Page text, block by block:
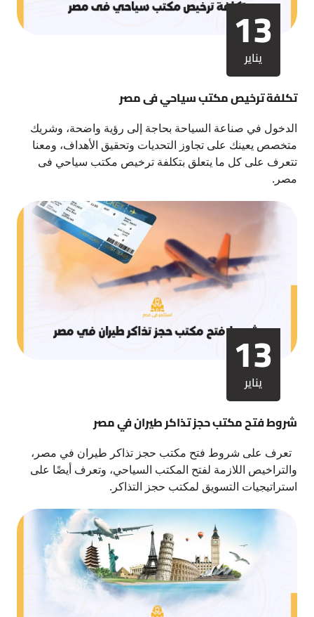
13
يناير
تكلفة ترخيص مكتب سياحي فى مصر
الدخول في صناعة السياحة بحاجة إلى رؤية واضحة، وشريك
متخصص يعينك على تجاوز التحديات وتحقيق الأهداف، ومعنا
تتعرف على كل ما يتعلق بتكلفة ترخيص مكتب سياحي فى
مصر.
13
يناير
شروط فتح مكتب حجز تذاكر طيران في مصر
تعرف على شروط فتح مكتب حجز تذاكر طيران في مصر،
والتراخيص اللازمة لفتح المكتب السياحي، وتعرف أيضًا على
استراتيجيات التسويق لمكتب حجز التذاكر.